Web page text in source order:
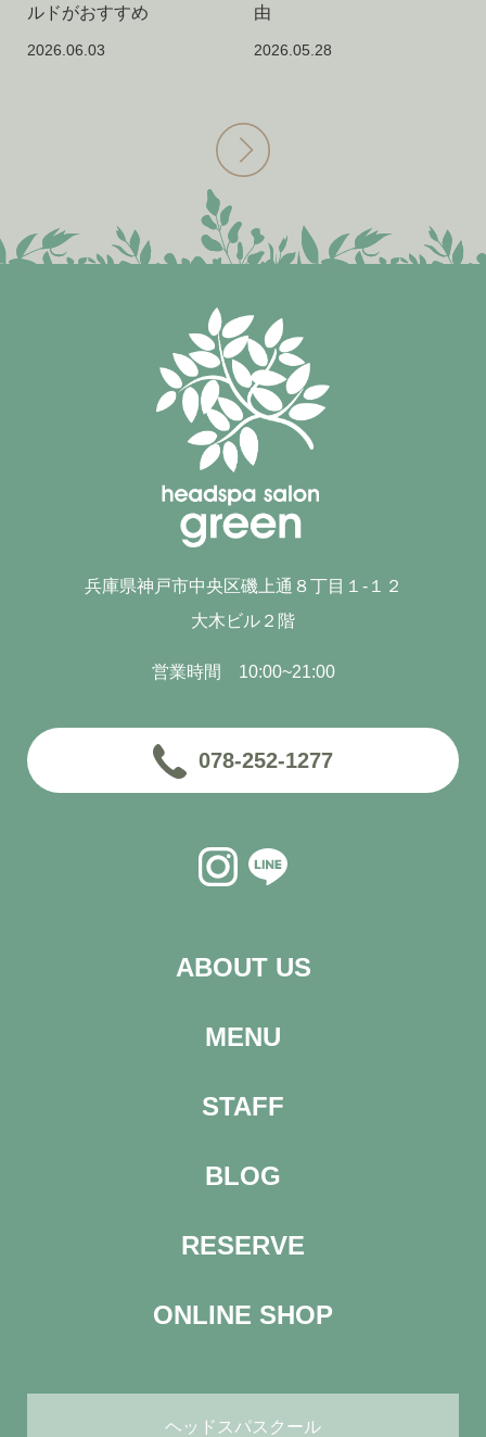
ルドがおすすめ
2026.06.03
由
2026.05.28
兵庫県神戸市中央区磯上通８丁目１-１２
大木ビル２階
営業時間 10:00~21:00
078-252-1277
ABOUT US
MENU
STAFF
BLOG
RESERVE
ONLINE SHOP
ヘッドスパスクール